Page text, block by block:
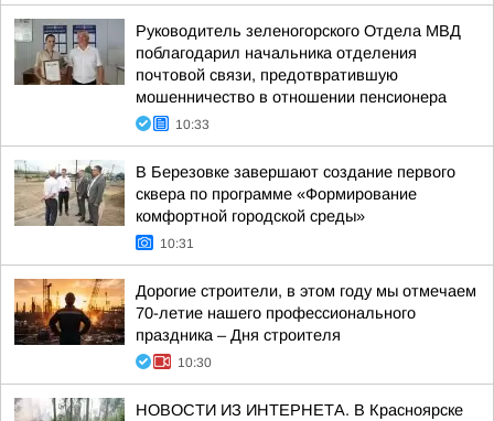
Руководитель зеленогорского Отдела МВД
поблагодарил начальника отделения
почтовой связи, предотвратившую
мошенничество в отношении пенсионера
10:33
В Березовке завершают создание первого
сквера по программе «Формирование
комфортной городской среды»
10:31
Дорогие строители, в этом году мы отмечаем
70-летие нашего профессионального
праздника – Дня строителя
10:30
НОВОСТИ ИЗ ИНТЕРНЕТА. В Красноярске